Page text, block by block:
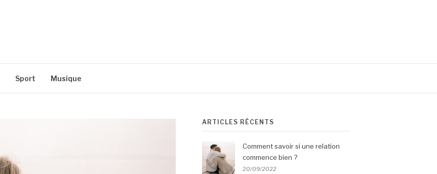
Sport Musique
ARTICLES RÉCENTS
Comment savoir si une relation
commence bien ?
20/09/2022